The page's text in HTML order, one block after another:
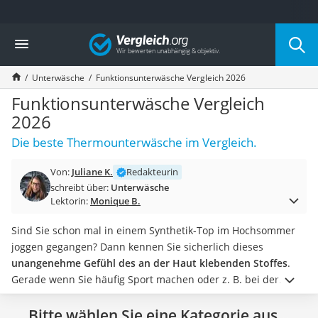
Die beliebtesten Vergleiche nach Kategorie
Mode
Boxershorts
Cellulite-Leggings
Herrensocken
Polarisierte Sonnenbrille
Hausschuhe Herren
Radunterhose Damen
Überzieh-Sonnenbrille
RFID-Blocker
Geldbörse Herren
Knirps-Regenschirm
Periodenunterwäsche
RFID-Schutzkarte
Motorradbrillen
Lederhose
Vergleich
Unterwäsche Funktionsunterwäsche Vergleich 2026
Funktionsunterwäsche Vergleich
2026
Die beste Thermounterwäsche im Vergleich.
Von: Juliane K.
Redakteurin
schreibt über: Unterwäsche
Lektorin: Monique B.
Sind Sie schon mal in einem Synthetik-Top im Hochsommer
joggen gegangen? Dann kennen Sie sicherlich dieses
unangenehme Gefühl des an der Haut klebenden Stoffes.
Gerade wenn Sie häufig Sport machen oder z. B. bei der
Arbeit viel Schwitzen, kann Funktionsunterwäsche Ihr Leben
erleichtern.Schon wenn Sie nur einmal den Vergleichs-Test